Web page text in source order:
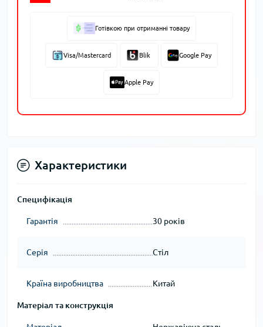
Готівкою при отриманні товару
Visa/Mastercard Blik Google Pay
Apple Pay
Характеристики
Специфікація
Гарантія 30 років
Серія Стіл
Країна виробництва Китай
Матеріал та конструкція